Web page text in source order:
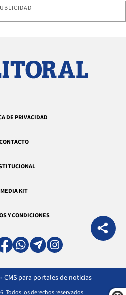
DE PRIVACIDAD
CONTACTO
MEDIA KIT
Y CONDICIONES
CMS para portales de noticias
Todos los derechos reservados.